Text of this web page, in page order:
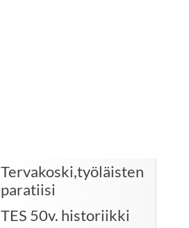
Tervakoski,työläisten
paratiisi
TES 50v. historiikki